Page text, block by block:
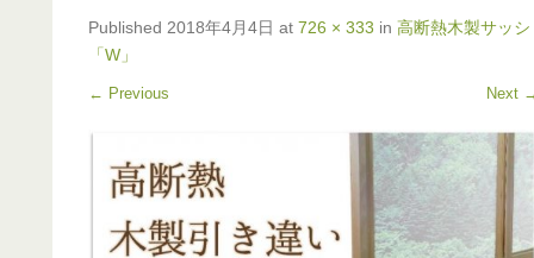
Published 2018年4月4日 at 726 × 333 in 高断熱木製サッシ
「W」
← Previous Next